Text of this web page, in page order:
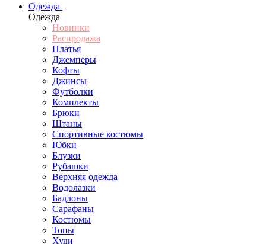
Одежда
Одежда
Новинки
Распродажа
Платья
Джемперы
Кофты
Джинсы
Футболки
Комплекты
Брюки
Штаны
Спортивные костюмы
Юбки
Блузки
Рубашки
Верхняя одежда
Водолазки
Бадлоны
Сарафаны
Костюмы
Топы
Худи